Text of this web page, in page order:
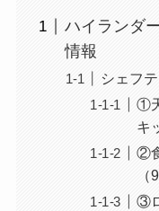
ハイランダ
情報
シェフ
①
キ
②
③